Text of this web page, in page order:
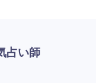
占い師